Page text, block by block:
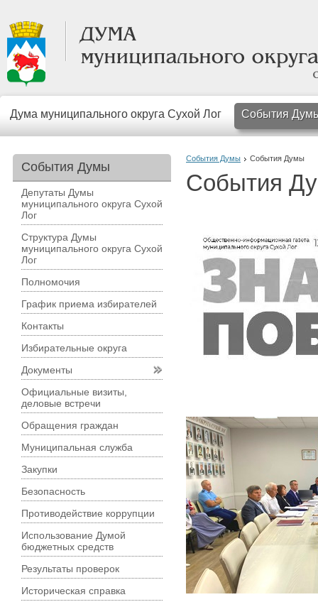
Дума муниципального округа Сухой Лог События
События Думы События Думы
События
События Думы
Депутаты Думы
муниципального округа Сухой
Лог
Структура Думы
муниципального округа Сухой
Лог
Полномочия
График приема избирателей
Контакты
Избирательные округа
Документы
Официальные визиты,
деловые встречи
Обращения граждан
Муниципальная служба
Закупки
Безопасность
Противодействие коррупции
Использование Думой
бюджетных средств
Результаты проверок
Историческая справка